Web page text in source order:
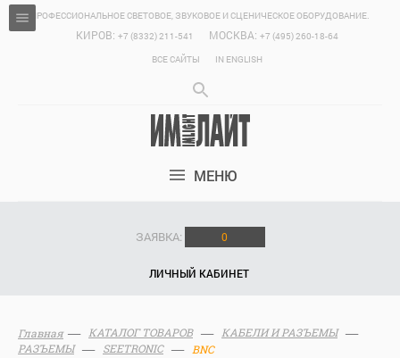
ПРОФЕССИОНАЛЬНОЕ СВЕТОВОЕ, ЗВУКОВОЕ И СЦЕНИЧЕСКОЕ ОБОРУДОВАНИЕ.
КИРОВ: +7 (8332) 211-541 МОСКВА: +7 (495) 260-18-64
ВСЕ САЙТЫ
IN ENGLISH
МЕНЮ
ЗАЯВКА: 0
ЛИЧНЫЙ КАБИНЕТ
Главная КАТАЛОГ ТОВАРОВ
КАБЕЛИ И РАЗЪЕМЫ
РАЗЪЕМЫ
SEETRONIC BNC